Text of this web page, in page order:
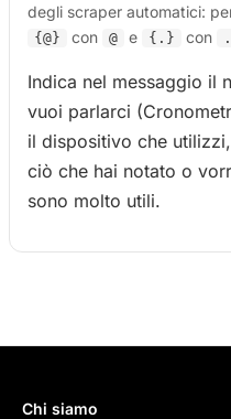
degli scraper automatici:
{@} con @ e {.} con .
Indica nel messaggio il
vuoi parlarci
il dispositivo che
ciò che hai notato o
sono molto utili.
Chi siamo